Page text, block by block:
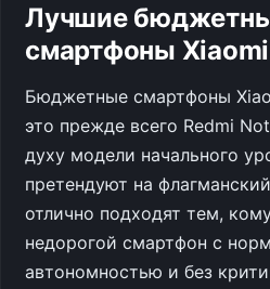
Лучшие
смартфоны
Бюджетные смартфоны
это прежде всего Redmi
духу модели начального
претендуют на
отлично подходят тем,
недорогой смартфон с
автономностью и без